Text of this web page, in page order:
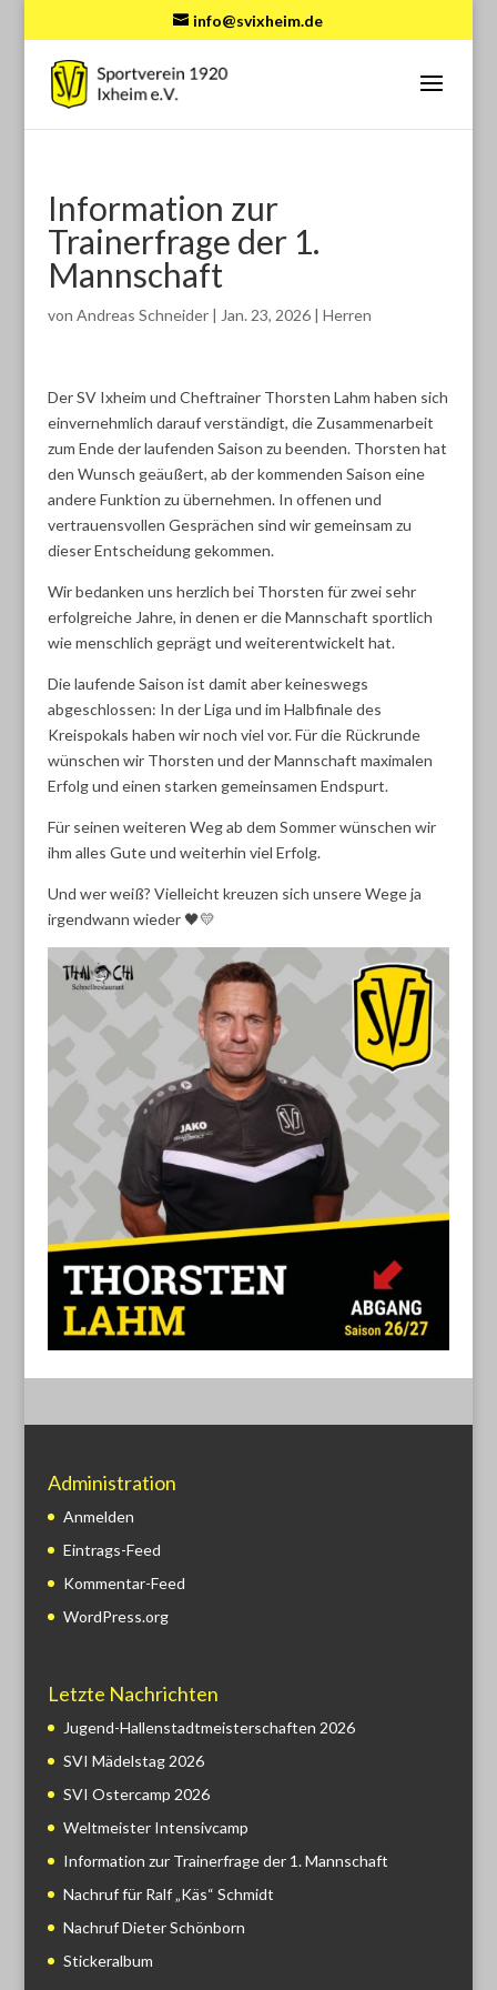
info@svixheim.de
Information zur
Trainerfrage der 1.
Mannschaft
von Andreas Schneider| Jan. 23, 2026| Herren
Der SV Ixheim und Cheftrainer Thorsten Lahm haben sich
einvernehmlich darauf verständigt, die Zusammenarbeit
zum Ende der laufenden Saison zu beenden. Thorsten hat
den Wunsch geäußert, ab der kommenden Saison eine
andere Funktion zu übernehmen. In offenen und
vertrauensvollen Gesprächen sind wir gemeinsam zu
dieser Entscheidung gekommen.
Wir bedanken uns herzlich bei Thorsten für zwei sehr
erfolgreiche Jahre, in denen er die Mannschaft sportlich
wie menschlich geprägt und weiterentwickelt hat.
Die laufende Saison ist damit aber keineswegs
abgeschlossen: In der Liga und im Halbfinale des
Kreispokals haben wir noch viel vor. Für die Rückrunde
wünschen wir Thorsten und der Mannschaft maximalen
Erfolg und einen starken gemeinsamen Endspurt.
Für seinen weiteren Weg ab dem Sommer wünschen wir
ihm alles Gute und weiterhin viel Erfolg.
Und wer weiß? Vielleicht kreuzen sich unsere Wege ja
irgendwann wieder 🖤💛
Administration
Anmelden
Eintrags-Feed
Kommentar-Feed
WordPress.org
Letzte Nachrichten
Jugend-Hallenstadtmeisterschaften 2026
SVI Mädelstag 2026
SVI Ostercamp 2026
Weltmeister Intensivcamp
Information zur Trainerfrage der 1. Mannschaft
Nachruf für Ralf „Käs“ Schmidt
Nachruf Dieter Schönborn
Stickeralbum